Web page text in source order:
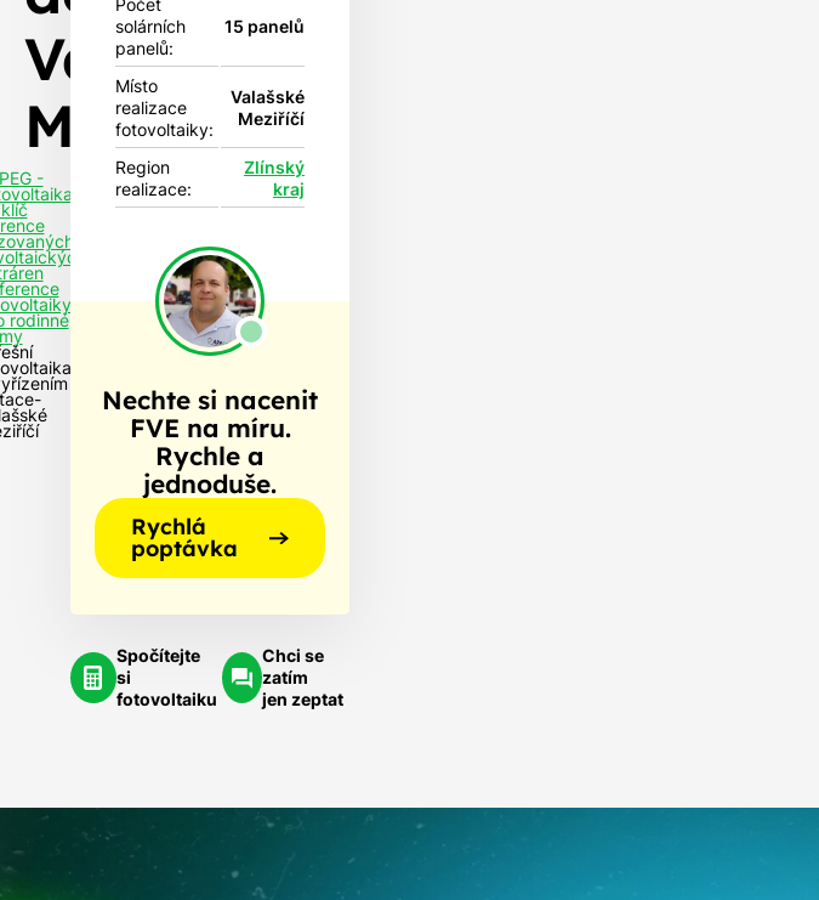
Valašské
Meziříčí
-
rodinné
Počet
solárních
panelů:
15 panelů
Místo
realizace
fotovoltaiky:
Valašské
Meziříčí
Region
realizace:
Zlínský
kraj
Nechte si nacenit
FVE na míru.
Rychle a
jednoduše.
Rychlá
poptávka
Spočítejte
si
fotovoltaiku
Chci se
zatím
jen zeptat